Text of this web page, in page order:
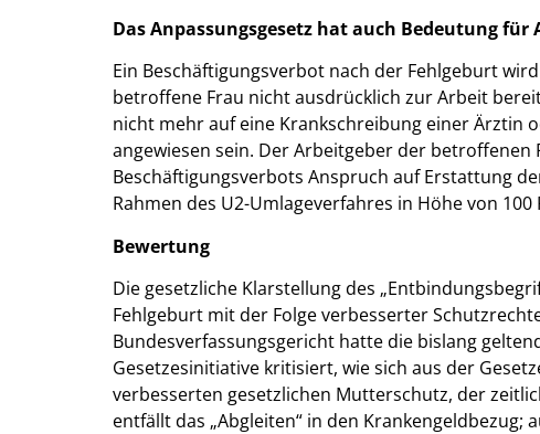
Das Anpassungsgesetz hat auch Bedeutung für
Ein Beschäftigungsverbot nach der Fehlgeburt
betroffene Frau nicht ausdrücklich zur Arbeit
nicht mehr auf eine Krankschreibung einer Ärztin
angewiesen sein. Der Arbeitgeber der betroffenen
Beschäftigungsverbots Anspruch auf Erstattung
Rahmen des U2-Umlageverfahres in Höhe von 100
Bewertung
Die gesetzliche Klarstellung des
Fehlgeburt mit der Folge verbesserter
Bundesverfassungsgericht hatte die bislang
Gesetzesinitiative kritisiert, wie sich aus der
verbesserten gesetzlichen Mutterschutz, der
entfällt das „Abgleiten“ in den Krankengeldbezug;